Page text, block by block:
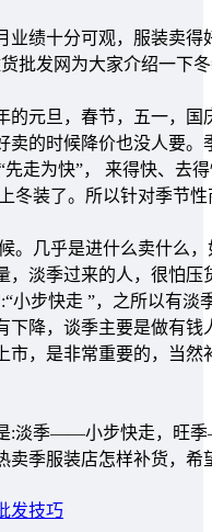
业绩十分可观，服装卖
批发网为大家介绍一下
的元旦，春节，五一，
卖的时候降价也没人要
走为快”， 来得快、去
冬装了。所以针对季节
。几乎是进什么卖什么
，淡季过来的人，很怕
小步快走 ”，之所以有
下降，谈季主要是做有
市，是非常重要的，当
是:淡季——小步快走，
卖季服装店怎样补货，希
发技巧